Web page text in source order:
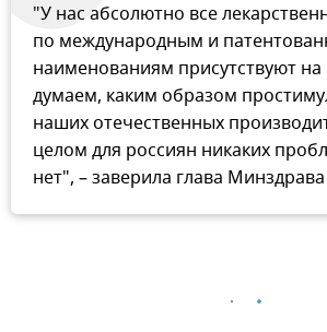
"У нас абсолютно все
по международным и
наименованиям присутствуют
думаем, каким образом
наших отечественных
целом для россиян никаких
нет", – заверила глава